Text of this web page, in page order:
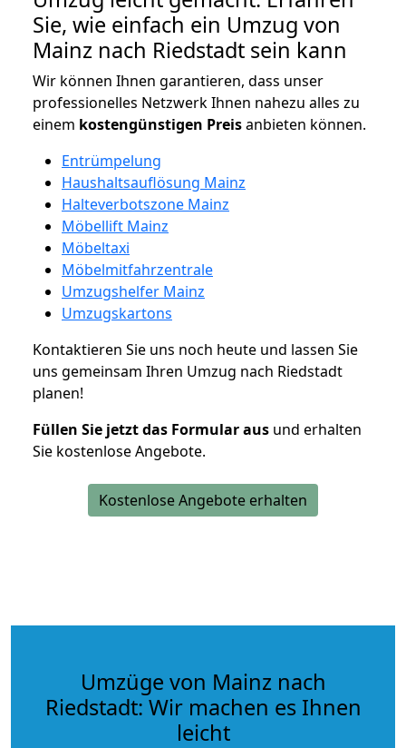
Sie, wie einfach ein Umzug von
Mainz nach Riedstadt sein kann
Wir können Ihnen garantieren, dass unser
professionelles Netzwerk Ihnen nahezu alles zu
einem kostengünstigen Preisanbieten können.
Entrümpelung
Haushaltsauflösung Mainz
Halteverbotszone Mainz
Möbellift Mainz
Möbeltaxi
Möbelmitfahrzentrale
Umzugshelfer Mainz
Umzugskartons
Kontaktieren Sie uns noch heute und lassen Sie
uns gemeinsam Ihren Umzug nach Riedstadt
planen!
Füllen Sie jetzt das Formular aus und erhalten
Sie kostenlose Angebote.
Kostenlose Angebote erhalten
Umzüge von Mainz nach
Riedstadt: Wir machen es Ihnen
leicht